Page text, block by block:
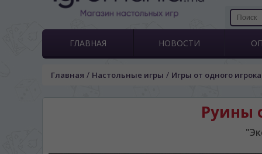
ГЛАВНАЯ НОВОСТИ
Главная / Настольные игры / Игры от одного игрока
Руины